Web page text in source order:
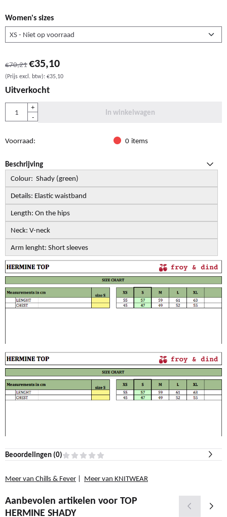
Women's sizes
€70,21€35,10
(Prijs excl. btw): €35,10
Uitverkocht
+
-
In winkelwagen
Voorraad: 0 items
Beschrijving
Colour: Shady (green)
Details: Elastic waistband
Length: On the hips
Neck: V-neck
Arm lenght: Short sleeves
Beoordelingen (0)
Meer van Chills & Fever | Meer van KNITWEAR
Aanbevolen artikelen voor TOP
HERMINE SHADY